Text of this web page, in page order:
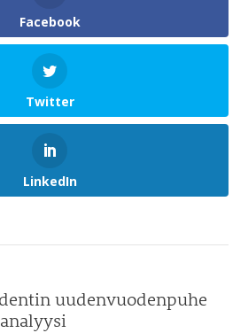
Facebook
Twitter
LinkedIn
uudenvuodenpuhe